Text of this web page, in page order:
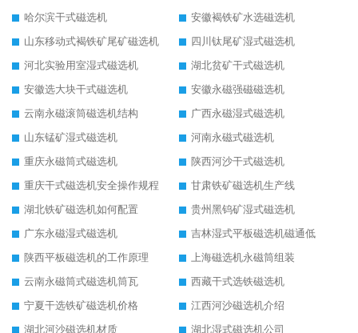
哈尔滨干式磁选机
安徽褐铁矿水选磁选机
山东移动式褐铁矿尾矿磁选机
四川钛尾矿湿式磁选机
河北实验用室湿式磁选机
湖北贫矿干式磁选机
安徽选大块干式磁选机
安徽永磁强磁磁选机
云南永磁滚筒磁选机结构
广西永磁湿式磁选机
山东锰矿湿式磁选机
河南永磁式磁选机
重庆永磁筒式磁选机
陕西河沙干式磁选机
重庆干式磁选机安全操作规程
甘肃铁矿磁选机生产线
湖北铁矿磁选机如何配置
贵州黑钨矿湿式磁选机
广东永磁湿式磁选机
吉林湿式平板磁选机磁通低
陕西平板磁选机的工作原理
上海磁选机永磁筒组装
云南永磁筒式磁选机筒瓦
西藏干式选铁磁选机
宁夏干选铁矿磁选机价格
江西河沙磁选机介绍
湖北河沙磁选机材质
湖北湿式磁选机公司